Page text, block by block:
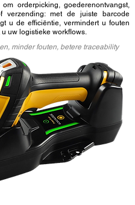
om orderpicking, goederenontvangst,
verzending: met de juiste barcode
u de efficiëntie, vermindert u fouten
uw logistieke workflows.
minder fouten, betere traceability